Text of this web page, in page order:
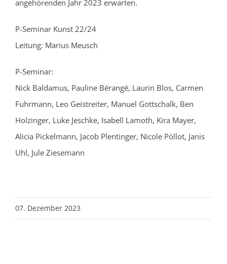
angehörenden Jahr 2023 erwarten.
P-Seminar Kunst 22/24
Leitung: Marius Meusch
P-Seminar:
Nick Baldamus, Pauline Bérangé, Laurin Blos, Carmen
Fuhrmann, Leo Geistreiter, Manuel Gottschalk, Ben
Holzinger, Luke Jeschke, Isabell Lamoth, Kira Mayer,
Alicia Pickelmann, Jacob Plentinger, Nicole Pöllot, Janis
Uhl, Jule Ziesemann
07. Dezember 2023